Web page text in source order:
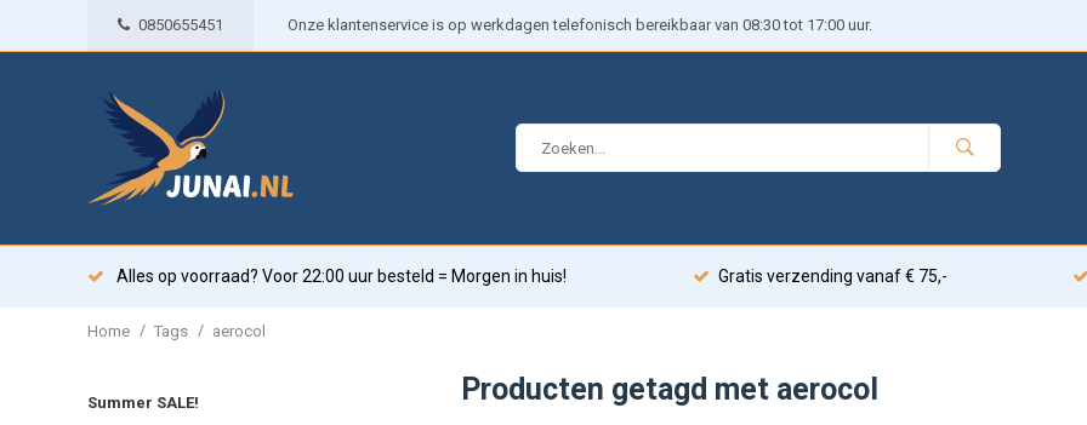
0850655451 Onze klantenservice is op werkdagen telefonisch bereikbaar van 08:30 tot 17:00 uur.
Alles op voorraad? Voor 22:00 uur besteld = Morgen in huis! Gratis verzending vanaf € 75,-
Home / Tags / aerocol
Summer SALE! Producten getagd met aerocol